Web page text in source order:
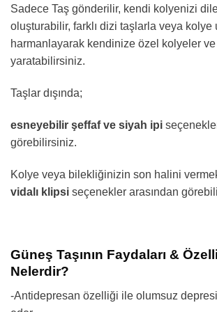
Sadece Taş gönderilir, kendi kolyenizi
oluşturabilir, farklı dizi taşlarla veya kolye
harmanlayarak kendinize özel kolyeler
yaratabilirsiniz.
Taşlar dışında;
esneyebilir şeffaf ve siyah ipi
görebilirsiniz.
Kolye veya bilekliğinizin son halini
vidalı klipsi seçenekler arasından
Güneş Taşının Faydaları &
Nelerdir?
-Antidepresan özelliği ile olumsuz